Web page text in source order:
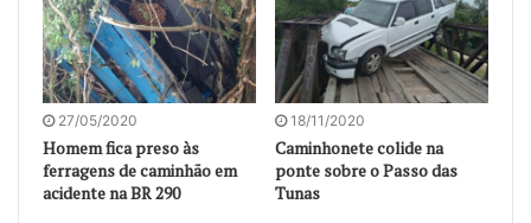
27/05/2020
Homem fica preso às
ferragens de caminhão em
acidente na BR 290
18/11/2020
Caminhonete colide na
ponte sobre o Passo das
Tunas